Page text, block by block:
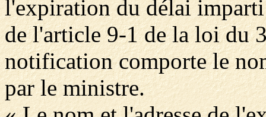
l'expiration du délai
de l'article 9-1 de la loi du
notification comporte le
par le ministre.